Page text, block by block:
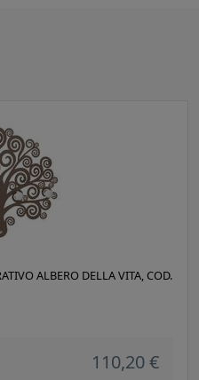
ALBERO DELLA VITA, COD.
110,20 €